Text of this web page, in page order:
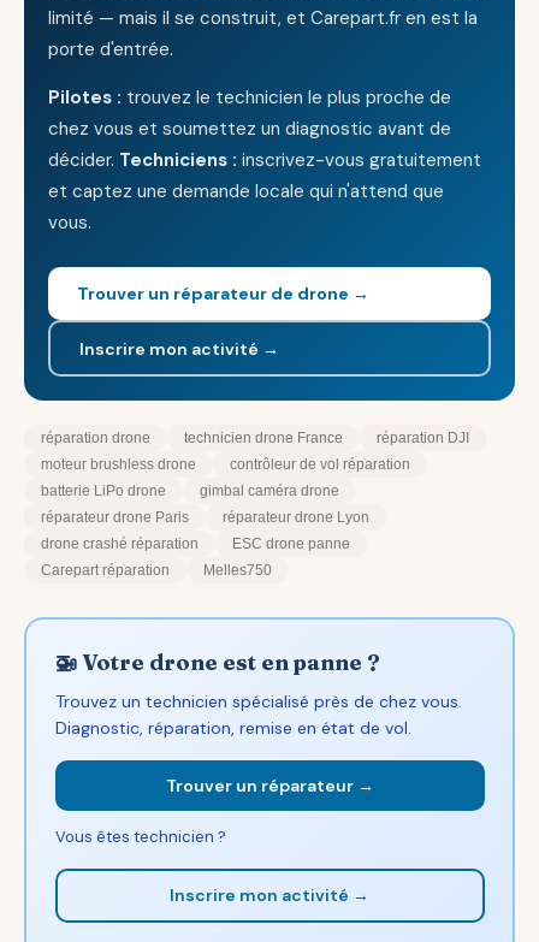
limité — mais il se construit, et Carepart.fr en est la
porte d'entrée.
Pilotes : trouvez le technicien le plus proche de
chez vous et soumettez un diagnostic avant de
décider. Techniciens : inscrivez-vous gratuitement
et captez une demande locale qui n'attend que
vous.
Trouver un réparateur de drone →
Inscrire mon activité →
réparation drone technicien drone France
réparation DJI
moteur brushless drone
contrôleur de vol réparation
batterie LiPo drone
gimbal caméra drone
réparateur drone Paris
réparateur drone Lyon
drone crashé réparation
ESC drone panne
Carepart réparation
Melles750
🚁 Votre drone est en panne ?
Trouvez un technicien spécialisé près de chez vous.
Diagnostic, réparation, remise en état de vol.
Trouver un réparateur →
Vous êtes technicien ?
Inscrire mon activité →